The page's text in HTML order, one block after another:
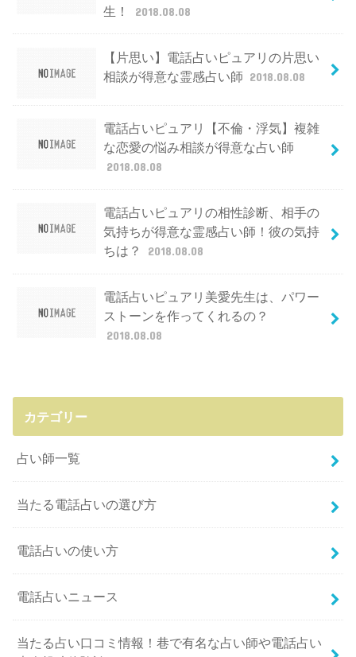
生！
2018.08.08
【片思い】電話占いピュアリの片思い
相談が得意な霊感占い師 2018.08.08
電話占いピュアリ【不倫・浮気】複雑
な恋愛の悩み相談が得意な占い師
2018.08.08
電話占いピュアリの相性診断、相手の
気持ちが得意な霊感占い師！彼の気持
ちは？
2018.08.08
電話占いピュアリ美愛先生は、パワー
ストーンを作ってくれるの？
2018.08.08
カテゴリー
占い師一覧
当たる電話占いの選び方
電話占いの使い方
電話占いニュース
当たる占い口コミ情報！巷で有名な占い師や電話占い